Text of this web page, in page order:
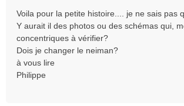
Voila pour la petite histoire.... je ne sais pas
Y aurait il des photos ou des schémas qui,
concentriques à vérifier?
Dois je changer le neiman?
à vous lire
Philippe